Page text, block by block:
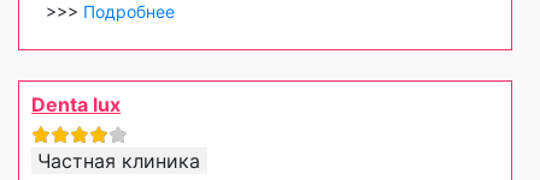
>>> Подробнее
Denta lux
Частная клиника